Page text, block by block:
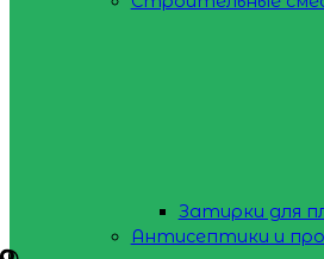
Затирки для
Антисептики и